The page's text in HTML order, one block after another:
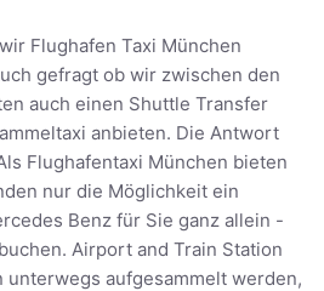
Flughafen Taxi München
gefragt ob wir zwischen den
auch einen Shuttle Transfer
anbieten. Die Antwort
Flughafentaxi München bieten
nur die Möglichkeit ein
Benz für Sie ganz allein -
Airport and Train Station
unterwegs aufgesammelt werden,